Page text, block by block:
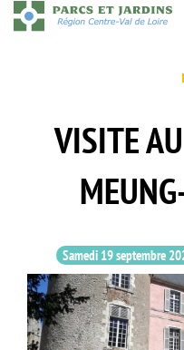
Aller
au
VISITE
Samedi 19 septembre